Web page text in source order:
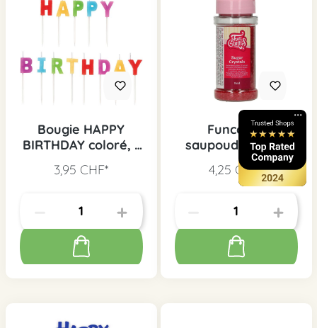
Bougie HAPPY
BIRTHDAY coloré, 1
3,95 CHF*
Funcakes
saupoudrage en
sucre rouge, 80 g
4,25 CHF*